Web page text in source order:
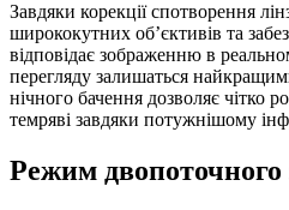
Завдяки корекції спотворення
ширококутних об’єктивів та
відповідає зображенню в
перегляду залишаться
нічного бачення дозволяє чітко
темряві завдяки потужнішому
Режим двопоточного